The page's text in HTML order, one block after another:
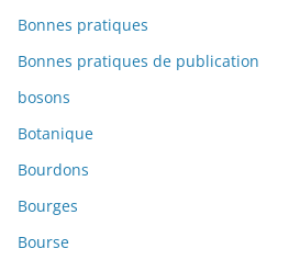
Bonnes pratiques
Bonnes pratiques de publication
bosons
Botanique
Bourdons
Bourges
Bourse